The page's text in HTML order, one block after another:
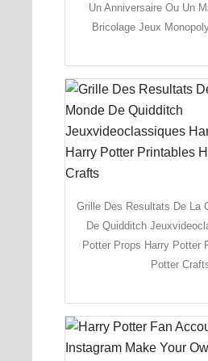
Un Anniversaire Ou Un
Bricolage Jeux
Grille Des Resultats De La
De Quidditch
Potter Props Harry Potter
Potter